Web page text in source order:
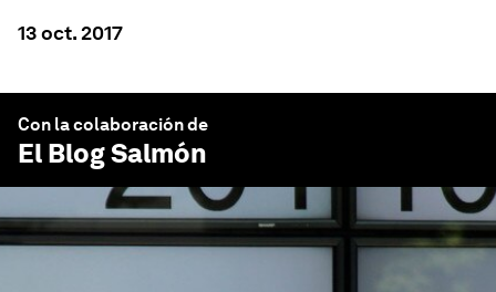
13 oct. 2017
Con la colaboración de
El Blog Salmón